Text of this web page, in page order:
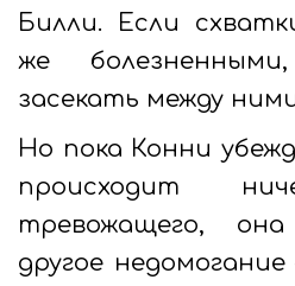
Билли. Если
же
засекать между
Но пока Конни
происходит
тревожащего, она
другое